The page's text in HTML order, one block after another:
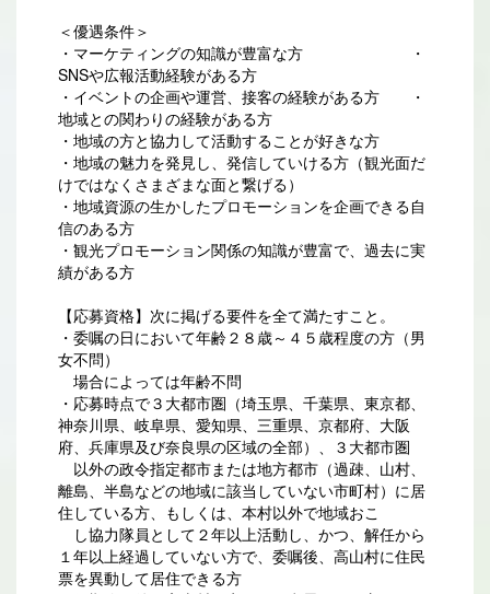
＜優遇条件＞
・マーケティングの知識が豊富な方 ・
SNSや広報活動経験がある方
・イベントの企画や運営、接客の経験がある方 ・
地域との関わりの経験がある方
・地域の方と協力して活動することが好きな方
・地域の魅力を発見し、発信していける方（観光面だ
けではなくさまざまな面と繋げる）
・地域資源の生かしたプロモーションを企画できる自
信のある方
・観光プロモーション関係の知識が豊富で、過去に実
績がある方
【応募資格】次に掲げる要件を全て満たすこと。
・委嘱の日において年齢２８歳～４５歳程度の方（男
女不問）
場合によっては年齢不問
・応募時点で３大都市圏（埼玉県、千葉県、東京都、
神奈川県、岐阜県、愛知県、三重県、京都府、大阪
府、兵庫県及び奈良県の区域の全部）、３大都市圏
以外の政令指定都市または地方都市（過疎、山村、
離島、半島などの地域に該当していない市町村）に居
住している方、もしくは、本村以外で地域おこ
し協力隊員として２年以上活動し、かつ、解任から
１年以上経過していない方で、委嘱後、高山村に住民
票を異動して居住できる方